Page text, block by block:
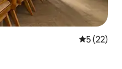
5 ud af 5 i
5 (22)